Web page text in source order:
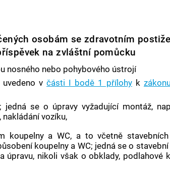
osobám se zdravotním
na zvláštní pomůcku
nosného nebo pohybového ústrojí
uvedeno včásti I bodě 1 přílohy k
se o úpravy vyžadující montáž,
vozíku,
koupelny a WC, a to včetně
koupelny a WC; jedná se o
úpravu, nikoli však o obklady, podlahové